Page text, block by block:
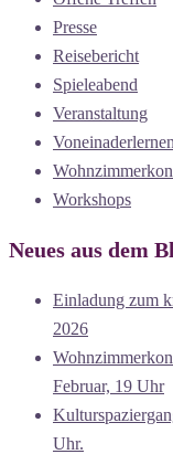
Presse
Reisebericht
Spieleabend
Veranstaltung
Voneinaderlernen
Workshops
Neues aus dem
Einladung zum
2026
Februar, 19 Uhr
Uhr.